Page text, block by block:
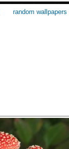
random wallpapers